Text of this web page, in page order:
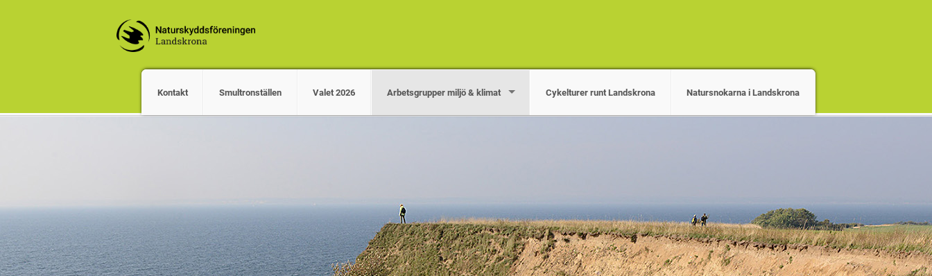
Kontakt Smultronställen Valet 2026 Arbetsgrupper miljö & klimat Cykelturer runt Landskrona Natursnokarna i Landskrona